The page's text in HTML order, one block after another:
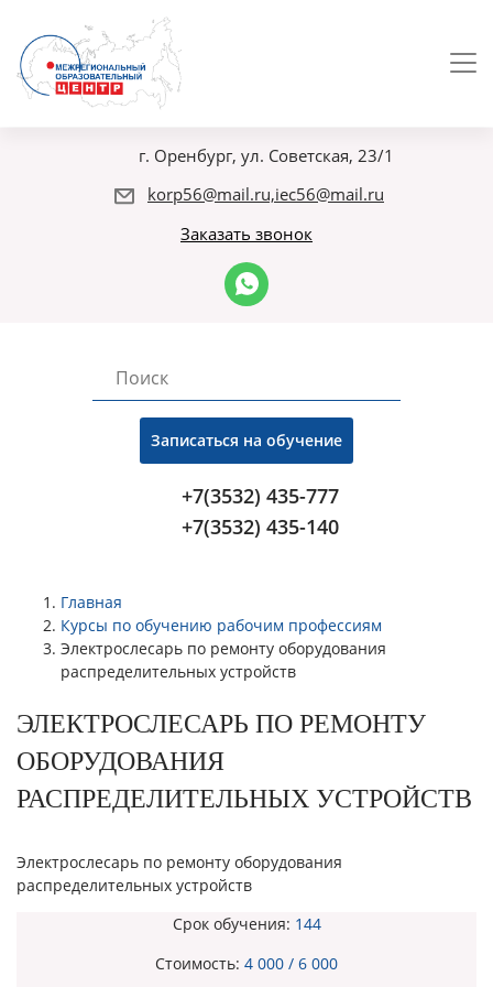
г. Оренбург, ул. Советская, 23/1
korp56@mail.ru,iec56@mail.ru
Заказать звонок
Записаться на обучение
+7(3532) 435-777
+7(3532) 435-140
Главная
Курсы по обучению рабочим профессиям
Электрослесарь по ремонту оборудования
распределительных устройств
ЭЛЕКТРОСЛЕСАРЬ ПО РЕМОНТУ
ОБОРУДОВАНИЯ
РАСПРЕДЕЛИТЕЛЬНЫХ УСТРОЙСТВ
Электрослесарь по ремонту оборудования
распределительных устройств
Срок обучения: 144
Стоимость: 4 000 / 6 000